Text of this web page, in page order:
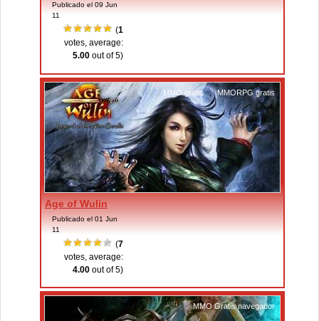
Publicado el 09 Jun
11
(1
votes, average:
5.00 out of 5)
MMO gratis , MMORPG gratis
Age of Wulin
Publicado el 01 Jun
11
(7
votes, average:
4.00 out of 5)
MMO Gratis navegador